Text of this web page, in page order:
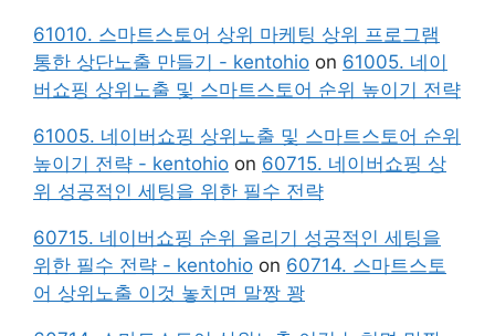
61010. 스마트스토어 상위 마케팅 상위 프로그램
통한 상단노출 만들기 - kentohio on 61005. 네이
버쇼핑 상위노출 및 스마트스토어 순위 높이기 전략
61005. 네이버쇼핑 상위노출 및 스마트스토어 순위
높이기 전략 - kentohio on 60715. 네이버쇼핑 상
위 성공적인 세팅을 위한 필수 전략
60715. 네이버쇼핑 순위 올리기 성공적인 세팅을
위한 필수 전략 - kentohio on 60714. 스마트스토
어 상위노출 이것 놓치면 말짱 꽝